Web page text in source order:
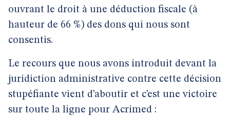
ouvrant le droit à une déduction fiscale (à
hauteur de 66 %) des dons qui nous sont
consentis.
Le recours que nous avons introduit devant la
juridiction administrative contre cette décision
stupéfiante vient d’aboutir et c’est une victoire
sur toute la ligne pour Acrimed :